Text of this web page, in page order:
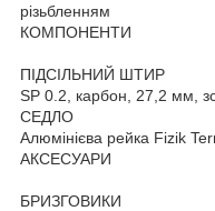
різьбленням
КОМПОНЕНТИ
ПІДСІЛЬНИЙ ШТИР
SP 0.2, карбон, 27,2 мм,
СЕДЛО
Алюмінієва рейка Fizik
АКСЕСУАРИ
БРИЗГОВИКИ